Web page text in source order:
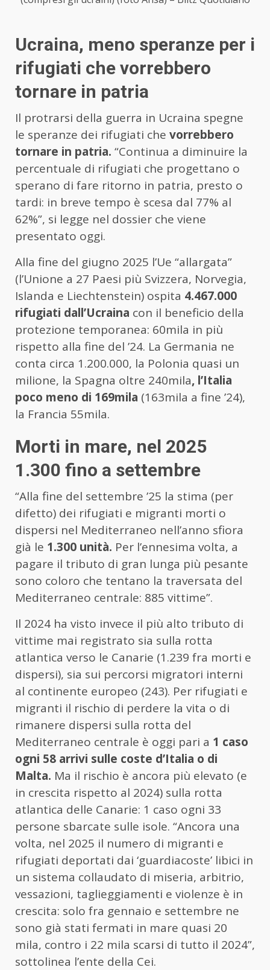
Ucraina, meno speranze per i
rifugiati che vorrebbero
tornare in patria
Il protrarsi della guerra in Ucraina spegne
le speranze dei rifugiati che vorrebbero
tornare in patria. “Continua a diminuire la
percentuale di rifugiati che progettano o
sperano di fare ritorno in patria, presto o
tardi: in breve tempo è scesa dal 77% al
62%”, si legge nel dossier che viene
presentato oggi.
Alla fine del giugno 2025 l’Ue “allargata”
(l’Unione a 27 Paesi più Svizzera, Norvegia,
Islanda e Liechtenstein) ospita 4.467.000
rifugiati dall’Ucraina con il beneficio della
protezione temporanea: 60mila in più
rispetto alla fine del ’24. La Germania ne
conta circa 1.200.000, la Polonia quasi un
milione, la Spagna oltre 240mila, l’Italia
poco meno di 169mila (163mila a fine ’24),
la Francia 55mila.
Morti in mare, nel 2025
1.300 fino a settembre
“Alla fine del settembre ’25 la stima (per
difetto) dei rifugiati e migranti morti o
dispersi nel Mediterraneo nell’anno sfiora
già le 1.300 unità. Per l’ennesima volta, a
pagare il tributo di gran lunga più pesante
sono coloro che tentano la traversata del
Mediterraneo centrale: 885 vittime”.
Il 2024 ha visto invece il più alto tributo di
vittime mai registrato sia sulla rotta
atlantica verso le Canarie (1.239 fra morti e
dispersi), sia sui percorsi migratori interni
al continente europeo (243). Per rifugiati e
migranti il rischio di perdere la vita o di
rimanere dispersi sulla rotta del
Mediterraneo centrale è oggi pari a 1 caso
ogni 58 arrivi sulle coste d’Italia o di
Malta. Ma il rischio è ancora più elevato (e
in crescita rispetto al 2024) sulla rotta
atlantica delle Canarie: 1 caso ogni 33
persone sbarcate sulle isole. “Ancora una
volta, nel 2025 il numero di migranti e
rifugiati deportati dai ‘guardiacoste’ libici in
un sistema collaudato di miseria, arbitrio,
vessazioni, taglieggiamenti e violenze è in
crescita: solo fra gennaio e settembre ne
sono già stati fermati in mare quasi 20
mila, contro i 22 mila scarsi di tutto il 2024”,
sottolinea l’ente della Cei.